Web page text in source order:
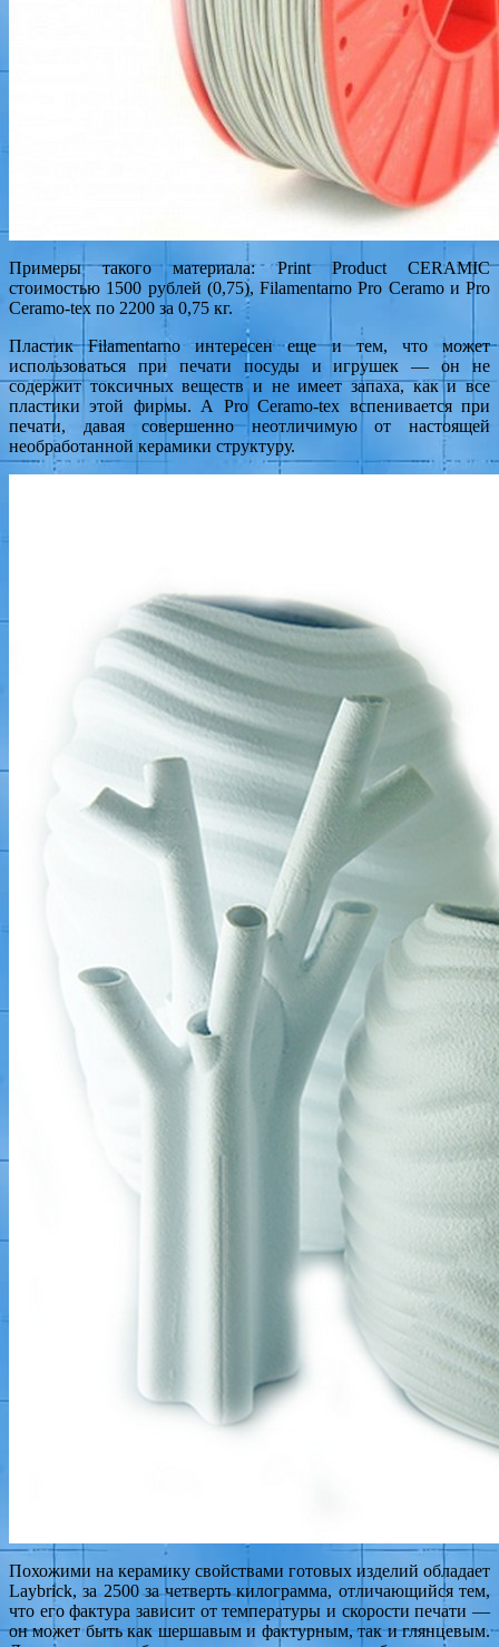
Примеры такого материала: Print Product CERAMIC
стоимостью 1500 рублей (0,75), Filamentarno Pro Ceramo и Pro
Ceramo-tex по 2200 за 0,75 кг.
Пластик Filamentarno интересен еще и тем, что может
использоваться при печати посуды и игрушек — он не
содержит токсичных веществ и не имеет запаха, как и все
пластики этой фирмы. А Pro Ceramo-tex вспенивается при
печати, давая совершенно неотличимую от настоящей
необработанной керамики структуру.
Похожими на керамику свойствами готовых изделий обладает
Laybrick, за 2500 за четверть килограмма, отличающийся тем,
что его фактура зависит от температуры и скорости печати —
он может быть как шершавым и фактурным, так и глянцевым.